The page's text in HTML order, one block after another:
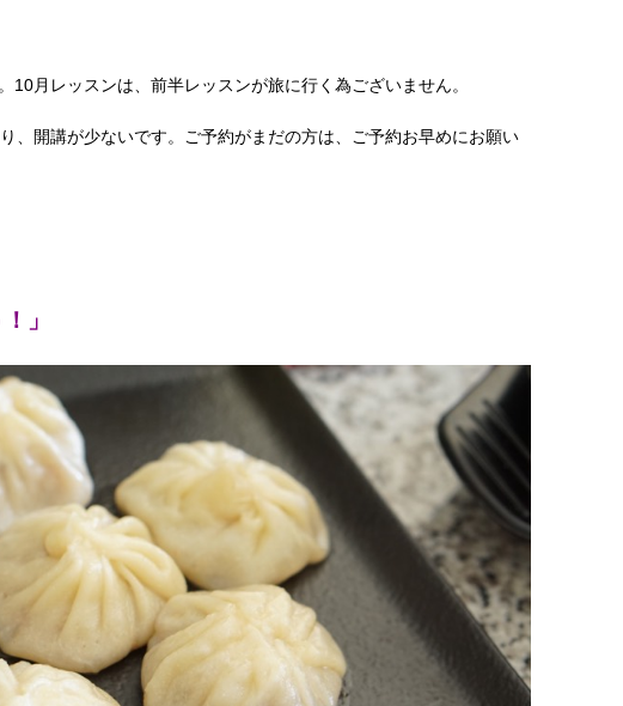
10月レッスンは、前半レッスンが旅に行く為ございません。
、開講が少ないです。ご予約がまだの方は、ご予約お早めにお願い
」